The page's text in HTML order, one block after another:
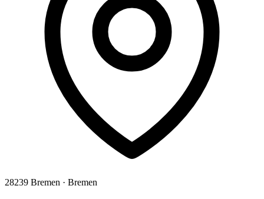
28239 Bremen · Bremen